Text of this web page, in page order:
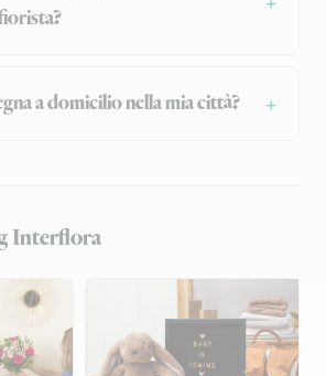
a domicilio nella mia città?
Interflora